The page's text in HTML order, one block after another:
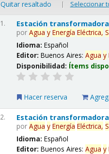
Quitar resaltado | Seleccionar
1. Estación
porAgua y Energía Eléctrica,
Idioma:Español
Editor:Buenos Aires:Agua y
Disponibilidad: Ítems
Hacer reserva
2. Estación
porAgua y Energía Eléctrica,
Idioma:Español
Editor:Buenos Aires:Agua y